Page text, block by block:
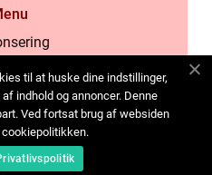
oss
til at huske dine indstillinger,
indhold og annoncer. Denne
Ved fortsat brug af websiden